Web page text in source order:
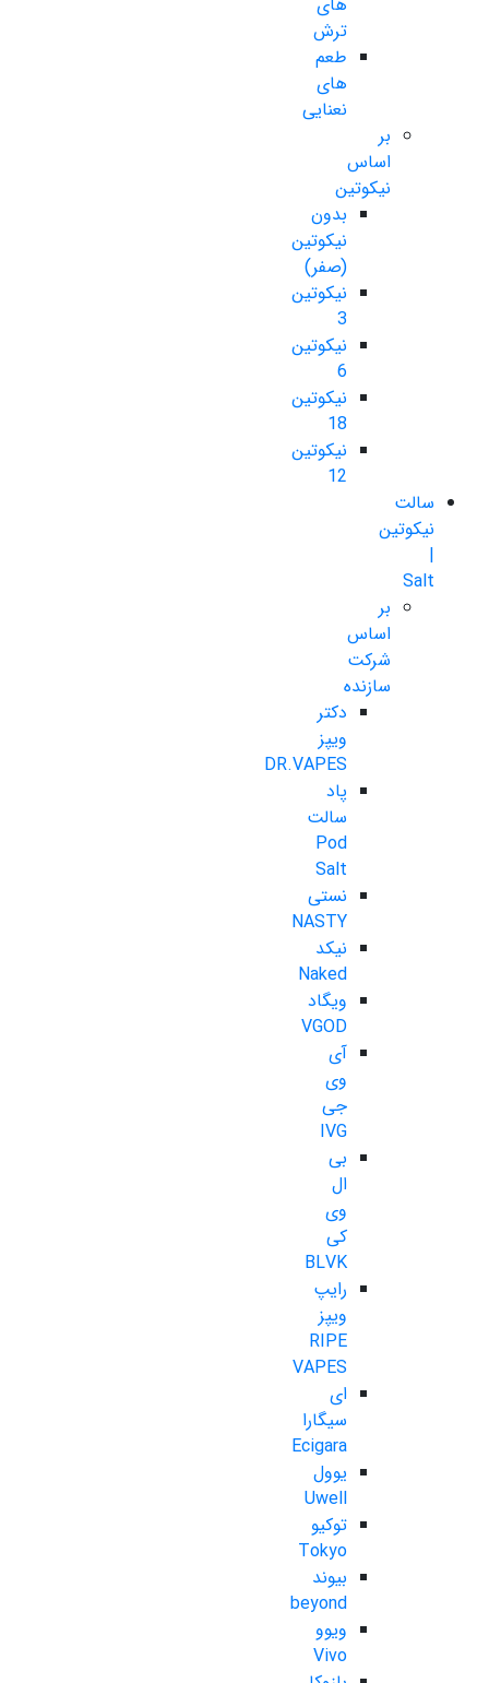
ترش
طعم
های
نعنایی
بر
اساس
نیکوتین
بدون
نیکوتین
(صفر)
نیکوتین
3
نیکوتین
6
نیکوتین
18
نیکوتین
12
سالت
نیکوتین
|
Salt
بر
اساس
شرکت
سازنده
دکتر
ویپز
DR.VAPES
پاد
سالت
Pod
Salt
نستی
NASTY
نیکد
Naked
ویگاد
VGOD
آی
وی
جی
IVG
بی
ال
وی
کی
BLVK
رایپ
ویپز
RIPE
VAPES
ای
سیگارا
Ecigara
یوول
Uwell
توکیو
Tokyo
بیوند
beyond
ویوو
Vivo